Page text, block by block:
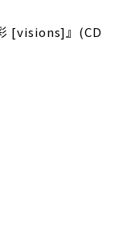
[visions]』(CD